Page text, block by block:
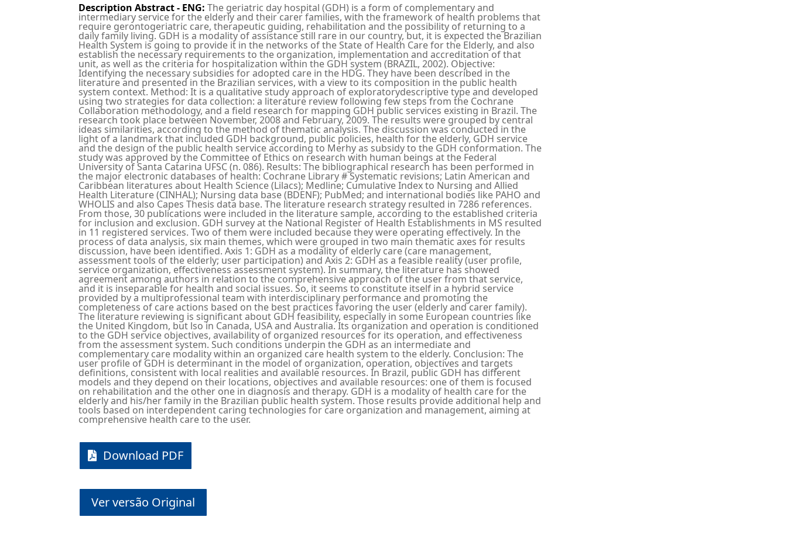
Description Abstract - ENG:The geriatric day hospital (GDH) is a form of complementary and
intermediary service for the elderly and their carer families, with the framework of health problems that
require gerontogeriatric care, therapeutic guiding, rehabilitation and the possibility of returning to a
daily family living. GDH is a modality of assistance still rare in our country, but, it is expected the Brazilian
Health System is going to provide it in the networks of the State of Health Care for the Elderly, and also
establish the necessary requirements to the organization, implementation and accreditation of that
unit, as well as the criteria for hospitalization within the GDH system (BRAZIL, 2002). Objective:
Identifying the necessary subsidies for adopted care in the HDG. They have been described in the
literature and presented in the Brazilian services, with a view to its composition in the public health
system context. Method: It is a qualitative study approach of exploratorydescriptive type and developed
using two strategies for data collection: a literature review following few steps from the Cochrane
Collaboration methodology, and a field research for mapping GDH public services existing in Brazil. The
research took place between November, 2008 and February, 2009. The results were grouped by central
ideas similarities, according to the method of thematic analysis. The discussion was conducted in the
light of a landmark that included GDH background, public policies, health for the elderly, GDH service
and the design of the public health service according to Merhy as subsidy to the GDH conformation. The
study was approved by the Committee of Ethics on research with human beings at the Federal
University of Santa Catarina UFSC (n. 086). Results: The bibliographical research has been performed in
the major electronic databases of health: Cochrane Library # Systematic revisions; Latin American and
Caribbean literatures about Health Science (Lilacs); Medline; Cumulative Index to Nursing and Allied
Health Literature (CINHAL); Nursing data base (BDENF); PubMed; and international bodies like PAHO and
WHOLIS and also Capes Thesis data base. The literature research strategy resulted in 7286 references.
From those, 30 publications were included in the literature sample, according to the established criteria
for inclusion and exclusion. GDH survey at the National Register of Health Establishments in MS resulted
in 11 registered services. Two of them were included because they were operating effectively. In the
process of data analysis, six main themes, which were grouped in two main thematic axes for results
discussion, have been identified. Axis 1: GDH as a modality of elderly care (care management,
assessment tools of the elderly; user participation) and Axis 2: GDH as a feasible reality (user profile,
service organization, effectiveness assessment system). In summary, the literature has showed
agreement among authors in relation to the comprehensive approach of the user from that service,
and it is inseparable for health and social issues. So, it seems to constitute itself in a hybrid service
provided by a multiprofessional team with interdisciplinary performance and promoting the
completeness of care actions based on the best practices favoring the user (elderly and carer family).
The literature reviewing is significant about GDH feasibility, especially in some European countries like
the United Kingdom, but lso in Canada, USA and Australia. Its organization and operation is conditioned
to the GDH service objectives, availability of organized resources for its operation, and effectiveness
from the assessment system. Such conditions underpin the GDH as an intermediate and
complementary care modality within an organized care health system to the elderly. Conclusion: The
user profile of GDH is determinant in the model of organization, operation, objectives and targets
definitions, consistent with local realities and available resources. In Brazil, public GDH has different
models and they depend on their locations, objectives and available resources: one of them is focused
on rehabilitation and the other one in diagnosis and therapy. GDH is a modality of health care for the
elderly and his/her family in the Brazilian public health system. Those results provide additional help and
tools based on interdependent caring technologies for care organization and management, aiming at
comprehensive health care to the user.
Download PDF
Ver versão Original